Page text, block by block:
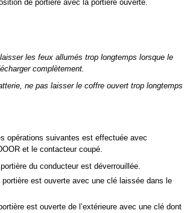
de portière avec la portière ouverte.
les feux allumés trop longtemps lorsque le
complètement.
ne pas laisser le coffre ouvert trop longtemps
opérations suivantes est effectuée avec
et le contacteur coupé.
du conducteur est déverrouillée.
portière est ouverte avec une clé laissée dans le
est ouverte de l’extérieure avec une clé dont